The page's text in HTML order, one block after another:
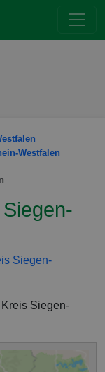
Westfalen
Siegen-
Siegen-